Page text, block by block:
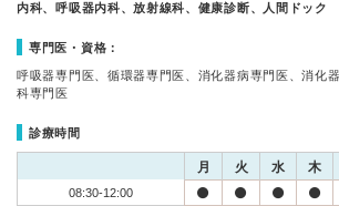
内科、呼吸器内科、放射線科、健康診断、人間ドック
専門医・資格：
呼吸器専門医、循環器専門医、消化器病専門医、消化
科専門医
診療時間
月 火 水 木
08:30-12:00